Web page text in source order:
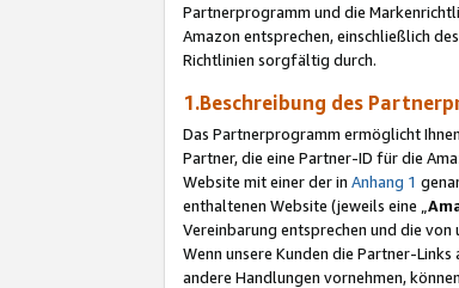
Partnerprogramm und die
Amazon entsprechen, einschließlich
Richtlinien sorgfältig durch.
1.Beschreibung des
Das Partnerprogramm ermöglicht
Partner, die eine Partner-ID für die
Website mit einer der in Anhang 1
enthaltenen Website (jeweils eine „
Vereinbarung entsprechen und die
Wenn unsere Kunden die Partner-
andere Handlungen vornehmen,